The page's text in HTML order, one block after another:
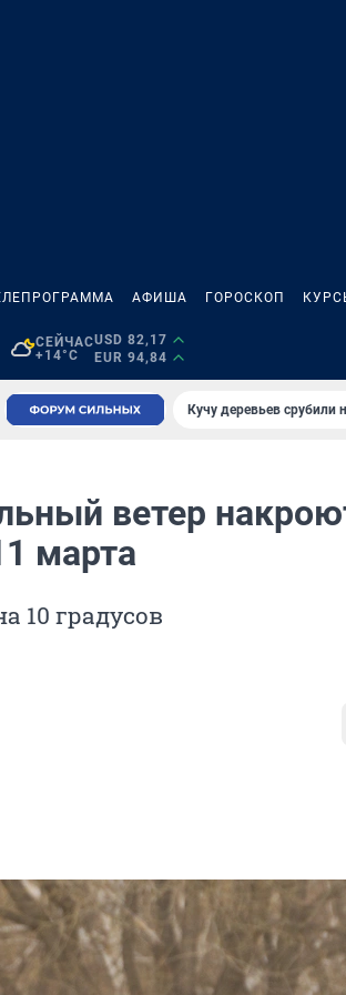
АФИША ГОРОСКОП
СЕЙЧАС
+14°C
USD 82,17
EUR 94,84
Кучу деревьев срубили
ветер
марта
10 градусов